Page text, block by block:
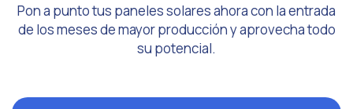
Pon a punto tus paneles solares ahora con la entrada
de los meses de mayor producción y aprovecha todo
su potencial.